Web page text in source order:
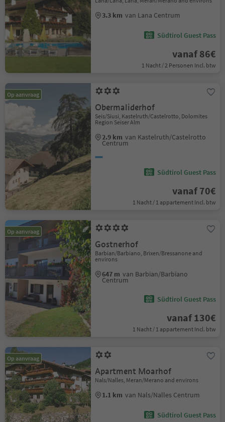
3.3 km van Lana Centrum
Südtirol Guest Pass
vanaf 86€
1 Nacht / 2 Personen Incl. btw
Op aanvraag
Obermaliderhof
Seis/Siusi, Kastelruth/Castelrotto, Dolomites
Region Seiser Alm
2.9 km van Kastelruth/Castelrotto
Centrum
Südtirol Guest Pass
vanaf 70€
1 Nacht / 1 appartement Incl. btw
Op aanvraag
Gostnerhof
Barbian/Barbiano, Brixen/Bressanone and
environs
647 m van Barbian/Barbiano
Centrum
Südtirol Guest Pass
vanaf 130€
1 Nacht / 1 appartement Incl. btw
Op aanvraag
Apartment Moarhof
Nals/Nalles, Meran/Merano and environs
1.1 km van Nals/Nalles Centrum
Südtirol Guest Pass